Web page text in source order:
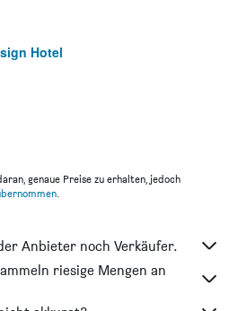
Hotel
genaue Preise zu erhalten, jedoch
.
Anbieter noch Verkäufer.
riesige Mengen an